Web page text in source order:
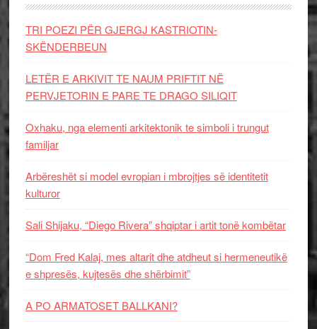
TRI POEZI PËR GJERGJ KASTRIOTIN-
SKËNDERBEUN
LETËR E ARKIVIT TE NAUM PRIFTIT NË
PERVJETORIN E PARE TE DRAGO SILIQIT
Oxhaku, nga elementi arkitektonik te simboli i trungut
familjar
Arbëreshët si model evropian i mbrojtjes së identitetit
kulturor
Sali Shijaku, “Diego Rivera” shqiptar i artit tonë kombëtar
“Dom Fred Kalaj, mes altarit dhe atdheut si hermeneutikë
e shpresës, kujtesës dhe shërbimit”
A PO ARMATOSET BALLKANI?